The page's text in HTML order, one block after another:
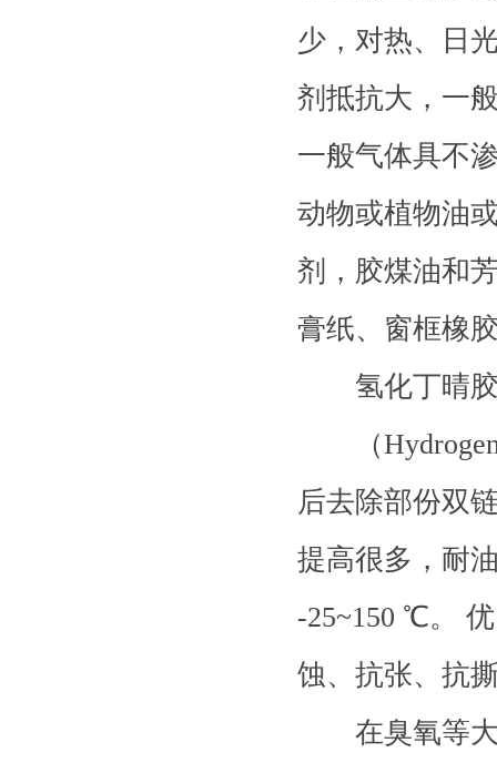
少，对热、日
剂抵抗大，一
一般气体具不
动物或植物油
剂，胶煤油和
膏纸、窗框橡
氢化丁晴胶
（
后去除部份双
提高很多，耐
-25~150 ℃。
蚀、抗张、抗
在臭氧等大